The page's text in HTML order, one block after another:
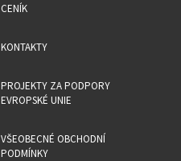
CENÍK
KONTAKTY
PROJEKTY ZA PODPORY
EVROPSKÉ UNIE
VŠEOBECNÉ OBCHODNÍ
PODMÍNKY